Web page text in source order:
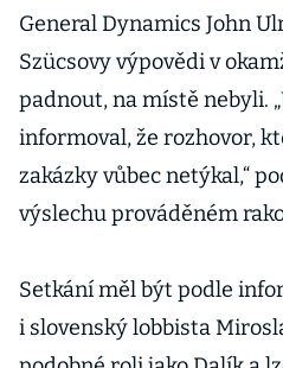
General Dynamics John
Szücsovy výpovědi v
padnout, na místě nebyli.
informoval, že rozhovor,
zakázky vůbec netýkal,“
výslechu prováděném
Setkání měl být podle
i slovenský lobbista